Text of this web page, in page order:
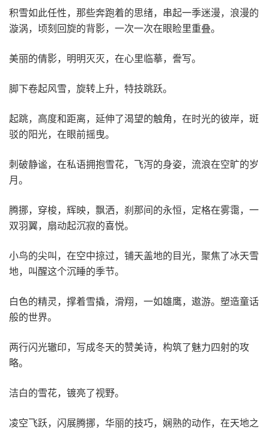
积雪如此任性，那些奔跑着的思绪，串起一季迷漫，浪漫的
漩涡，顷刻回旋的背影，一次一次在眼睑里重叠。
美丽的倩影，明明灭灭，在心里临摹，誊写。
脚下卷起风雪，旋转上升，特技跳跃。
起跳，高度和距离，延伸了渴望的触角，在时光的彼岸，斑
驳的阳光，在眼前摇曳。
刺破静谧，在私语拥抱雪花，飞泻的身姿，流浪在空旷的岁
月。
腾挪，穿梭，辉映，飘洒，刹那间的永恒，定格在雾霭，一
双羽翼，扇动起沉寂的喜悦。
小鸟的尖叫，在空中掠过，铺天盖地的目光，聚焦了冰天雪
地，叫醒这个沉睡的季节。
白色的精灵，撑着雪撬，滑翔，一如雄鹰，遨游。塑造童话
般的世界。
两行闪光辙印，写成冬天的赞美诗，构筑了魅力四射的攻
略。
洁白的雪花，镀亮了视野。
凌空飞跃，闪展腾挪，华丽的技巧，娴熟的动作，在天地之